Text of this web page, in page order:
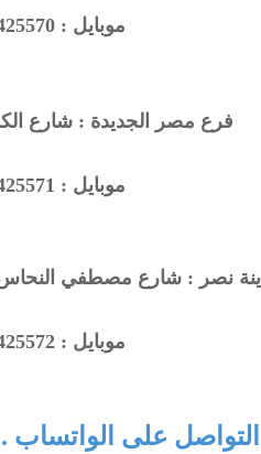
موبايل : 01105425570
فرع مصر الجديدة : شارع
موبايل : 01105425571
نصر : شارع مصطفي النحاس
موبايل : 01105425572
التواصل على